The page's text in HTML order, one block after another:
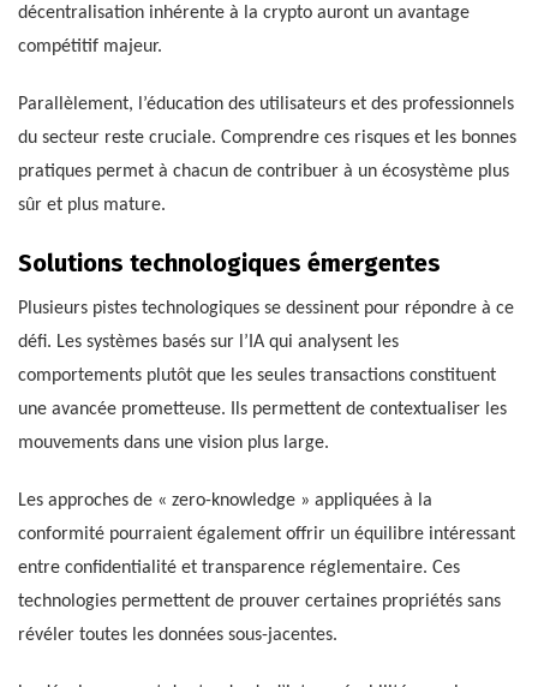
décentralisation inhérente à la crypto auront un avantage
compétitif majeur.
Parallèlement, l’éducation des utilisateurs et des professionnels
du secteur reste cruciale. Comprendre ces risques et les bonnes
pratiques permet à chacun de contribuer à un écosystème plus
sûr et plus mature.
Solutions technologiques émergentes
Plusieurs pistes technologiques se dessinent pour répondre à ce
défi. Les systèmes basés sur l’IA qui analysent les
comportements plutôt que les seules transactions constituent
une avancée prometteuse. Ils permettent de contextualiser les
mouvements dans une vision plus large.
Les approches de « zero-knowledge » appliquées à la
conformité pourraient également offrir un équilibre intéressant
entre confidentialité et transparence réglementaire. Ces
technologies permettent de prouver certaines propriétés sans
révéler toutes les données sous-jacentes.